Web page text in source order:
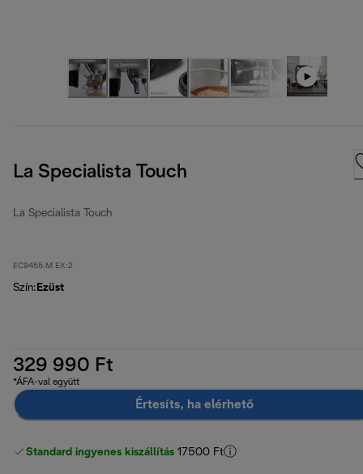
La Specialista Touch
La Specialista Touch
EC9455.M EX:2
Szín: Ezüst
329 990 Ft
*ÁFA-val együtt
Értesíts, ha elérhető
Standard ingyenes kiszállítás 17500 Ft